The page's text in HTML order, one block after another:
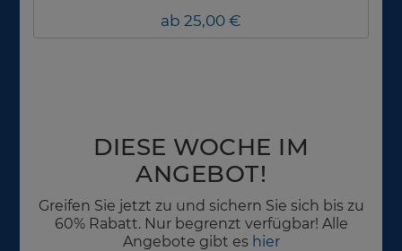
ab 25,00 €
DIESE WOCHE IM
ANGEBOT!
Greifen Sie jetzt zu und sichern Sie sich bis zu
60% Rabatt. Nur begrenzt verfügbar! Alle
Angebote gibt es hier